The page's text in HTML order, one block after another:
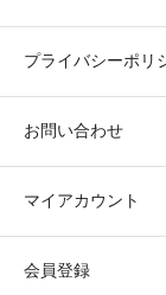
プライバシーポリ
お問い合わせ
マイアカウント
会員登録